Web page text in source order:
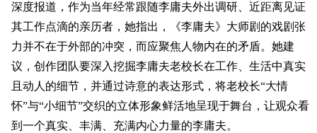
深度报道，作为当年经常跟随李庸夫外出调研、近距离见证
其工作点滴的亲历者，她指出，《李庸夫》大师剧的戏剧张
力并不在于外部的冲突，而应聚焦人物内在的矛盾。她建
议，创作团队要深入挖掘李庸夫老校长在工作、生活中真实
且动人的细节，并通过诗意的表达形式，将老校长“大情
怀”与“小细节”交织的立体形象鲜活地呈现于舞台，让观众看
到一个真实、丰满、充满内心力量的李庸夫。